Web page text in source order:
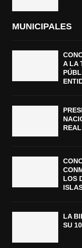
MUNICIPALES
A LA
LOS
LA
SU